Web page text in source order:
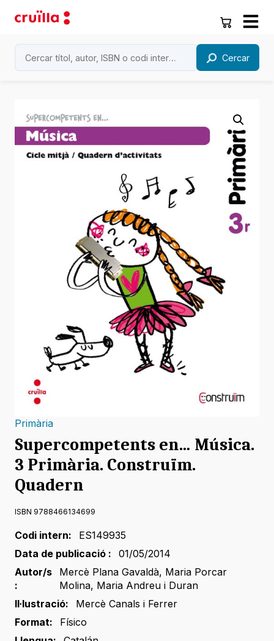
Cercar
Primària
Supercompetents en… Música.
3 Primària. Construïm.
Quadern
ISBN 9788466134699
Codi intern:
ES149935
Data de publicació :
01/05/2014
Autor/s
:
Mercè Plana Gavaldà, Maria Porcar
Molina, Maria Andreu i Duran
Il·lustració:
Mercè Canals i Ferrer
Format:
Físico